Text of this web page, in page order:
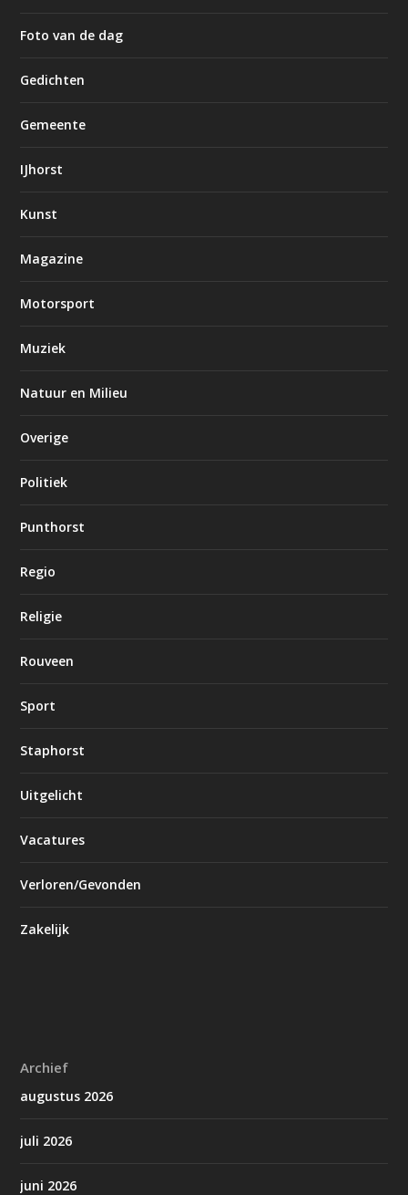
Foto van de dag
Gedichten
Gemeente
IJhorst
Kunst
Magazine
Motorsport
Muziek
Natuur en Milieu
Overige
Politiek
Punthorst
Regio
Religie
Rouveen
Sport
Staphorst
Uitgelicht
Vacatures
Verloren/Gevonden
Zakelijk
Archief
augustus 2026
juli 2026
juni 2026